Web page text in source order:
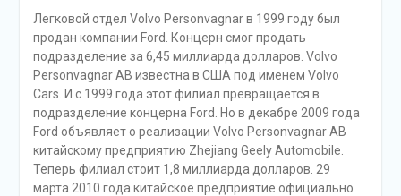
Легковой отдел Volvo Personvagnar в 1999 году был
продан компании Ford. Концерн смог продать
подразделение за 6,45 миллиарда долларов. Volvo
Personvagnar AB известна в США под именем Volvo
Cars. И с 1999 года этот филиал превращается в
подразделение концерна Ford. Но в декабре 2009 года
Ford объявляет о реализации Volvo Personvagnar AB
китайскому предприятию Zhejiang Geely Automobile.
Теперь филиал стоит 1,8 миллиарда долларов. 29
марта 2010 года китайское предприятие официально